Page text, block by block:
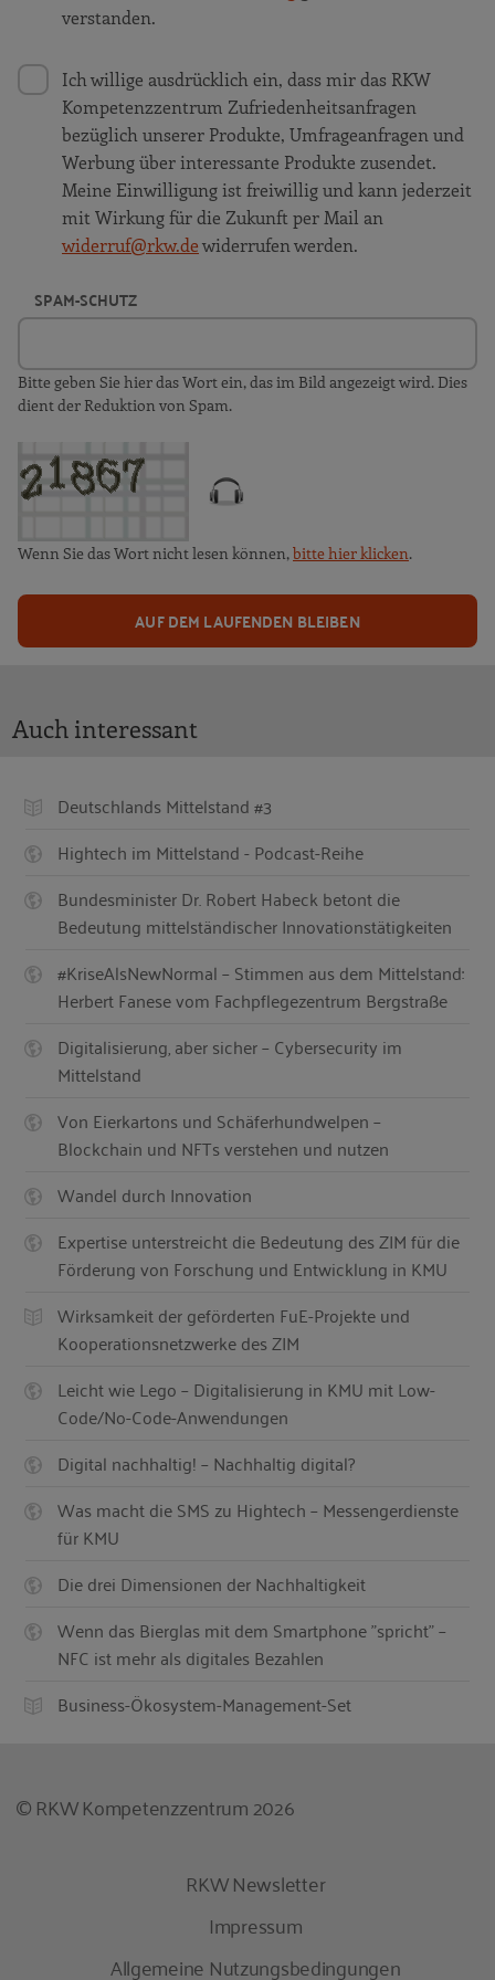
verstanden.
Ich willige ausdrücklich ein, dass mir das RKW
Kompetenzzentrum Zufriedenheitsanfragen
bezüglich unserer Produkte, Umfrageanfragen und
Werbung über interessante Produkte zusendet.
Meine Einwilligung ist freiwillig und kann jederzeit
mit Wirkung für die Zukunft per Mail an
widerruf@rkw.dewiderrufen werden.
SPAM-SCHUTZ
Bitte geben Sie hier das Wort ein, das im Bild angezeigt wird. Dies
dient der Reduktion von Spam.
Wenn Sie das Wort nicht lesen können, bitte hier klicken.
AUF DEM LAUFENDEN BLEIBEN
Auch interessant
Deutschlands Mittelstand #3
Hightech im Mittelstand - Podcast-Reihe
Bundesminister Dr. Robert Habeck betont die
Bedeutung mittelständischer Innovationstätigkeiten
#KriseAlsNewNormal – Stimmen aus dem Mittelstand:
Herbert Fanese vom Fachpflegezentrum Bergstraße
Digitalisierung, aber sicher – Cybersecurity im
Mittelstand
Von Eierkartons und Schäferhundwelpen –
Blockchain und NFTs verstehen und nutzen
Wandel durch Innovation
Expertise unterstreicht die Bedeutung des ZIM für die
Förderung von Forschung und Entwicklung in KMU
Wirksamkeit der geförderten FuE-Projekte und
Kooperationsnetzwerke des ZIM
Leicht wie Lego – Digitalisierung in KMU mit Low-
Code/No-Code-Anwendungen
Digital nachhaltig! – Nachhaltig digital?
Was macht die SMS zu Hightech – Messengerdienste
für KMU
Die drei Dimensionen der Nachhaltigkeit
Wenn das Bierglas mit dem Smartphone "spricht" –
NFC ist mehr als digitales Bezahlen
Business-Ökosystem-Management-Set
© RKW Kompetenzzentrum 2026
RKW Newsletter
Impressum
Allgemeine Nutzungsbedingungen